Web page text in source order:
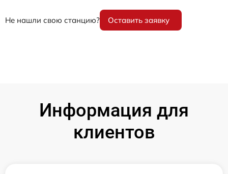
Не нашли свою станцию? Оставить заявку
Информация для
клиентов